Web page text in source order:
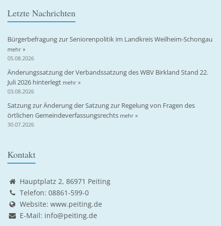
Letzte Nachrichten
Bürgerbefragung zur Seniorenpolitik im Landkreis Weilheim-Schongau
mehr »
05.08.2026
Änderungssatzung der Verbandssatzung des WBV Birkland Stand 22.
Juli 2026 hinterlegt mehr »
03.08.2026
Satzung zur Änderung der Satzung zur Regelung von Fragen des
örtlichen Gemeindeverfassungsrechts mehr »
30.07.2026
Kontakt
Hauptplatz 2, 86971 Peiting
Telefon: 08861-599-0
Website: www.peiting.de
E-Mail: info@peiting.de